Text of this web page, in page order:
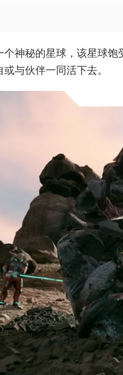
神秘的星球，该星球
与伙伴一同活下去。